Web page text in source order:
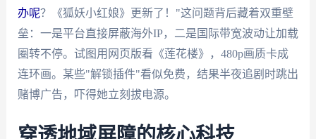
办呢？《狐妖小红娘》更新了！"这问题背后藏着双重壁
垒：一是平台直接屏蔽海外IP，二是国际带宽波动让加载
圈转不停。试图用网页版看《莲花楼》，480p画质卡成
连环画。某些"解锁插件"看似免费，结果半夜追剧时跳出
赌博广告，吓得她立刻拔电源。